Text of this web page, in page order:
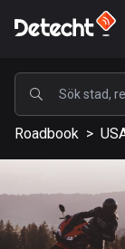
POPULÄRA
USA
587596
Sverige
203352
Roadbook >